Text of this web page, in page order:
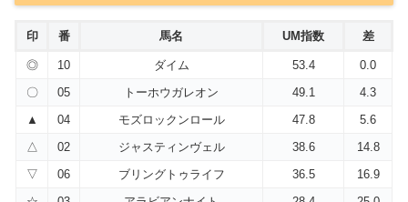
印 番 馬名 UM指数 差
◎ 10 ダイム 53.4
0.0
〇
05 トーホウガレオン 49.1
4.3
▲
04 モズロックンロール 47.8
5.6
△
02 ジャスティンヴェル 38.6
14.8
▽
06 ブリングトゥライフ 36.5
16.9